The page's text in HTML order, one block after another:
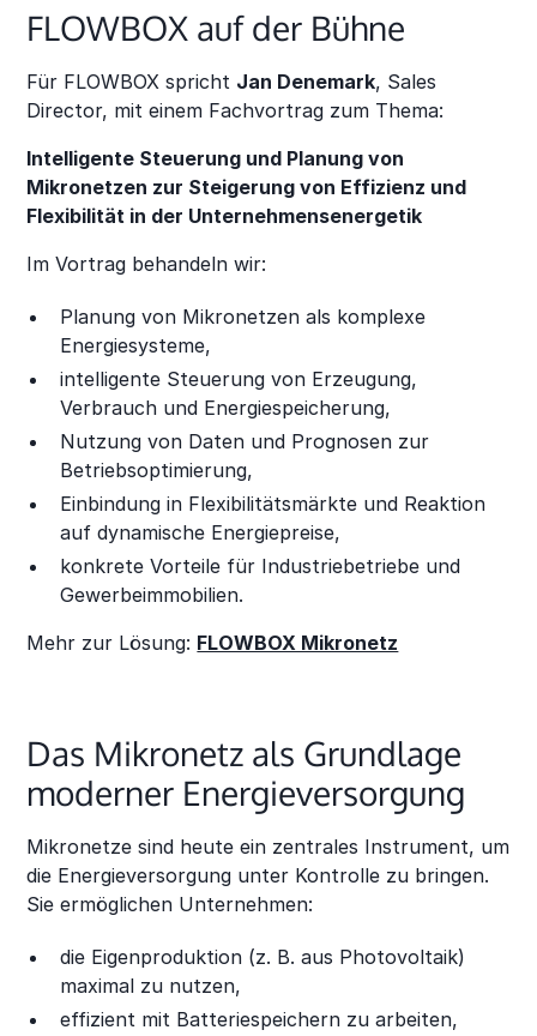
FLOWBOX auf der Bühne
Für FLOWBOX spricht Jan Denemark, Sales
Director, mit einem Fachvortrag zum Thema:
Intelligente Steuerung und Planung von
Mikronetzen zur Steigerung von Effizienz und
Flexibilität in der Unternehmensenergetik
Im Vortrag behandeln wir:
Planung von Mikronetzen als komplexe
Energiesysteme,
intelligente Steuerung von Erzeugung,
Verbrauch und Energiespeicherung,
Nutzung von Daten und Prognosen zur
Betriebsoptimierung,
Einbindung in Flexibilitätsmärkte und Reaktion
auf dynamische Energiepreise,
konkrete Vorteile für Industriebetriebe und
Gewerbeimmobilien.
Mehr zur Lösung: FLOWBOX Mikronetz
Das Mikronetz als Grundlage
moderner Energieversorgung
Mikronetze sind heute ein zentrales Instrument, um
die Energieversorgung unter Kontrolle zu bringen.
Sie ermöglichen Unternehmen:
die Eigenproduktion (z. B. aus Photovoltaik)
maximal zu nutzen,
effizient mit Batteriespeichern zu arbeiten,